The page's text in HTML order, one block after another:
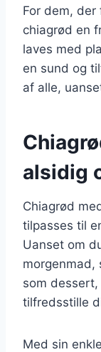
For dem, der
chiagrød en
laves med
en sund og
af alle,
alsidig
Chiagrød
tilpasses til
Uanset om
morgenmad,
som
tilfredsstille
Med sin